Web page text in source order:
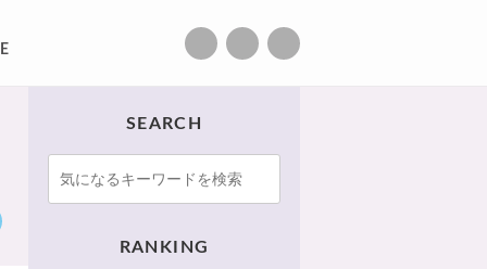
SEARCH
RANKING